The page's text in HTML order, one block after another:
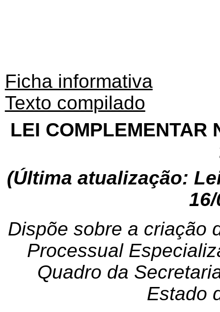
Ficha informativa
Texto compilado
LEI COMPLEMENTAR
(Última atualização:
Dispõe sobre a criação
Processual
Quadro da
Estado